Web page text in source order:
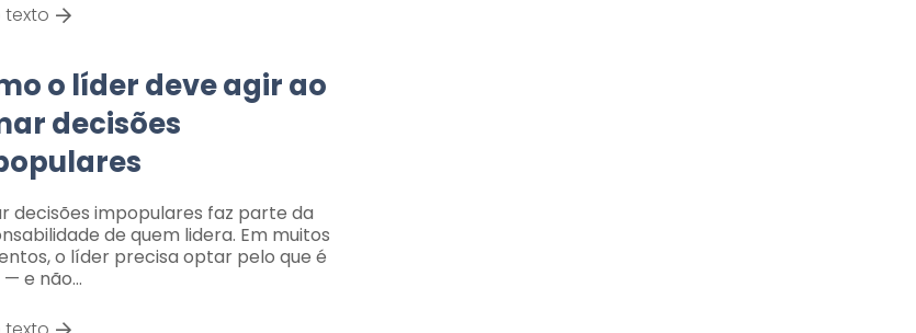
texto
o líder deve agir ao
decisões
decisões impopulares faz parte da
de quem lidera. Em muitos
o líder precisa optar pelo que é
e não…